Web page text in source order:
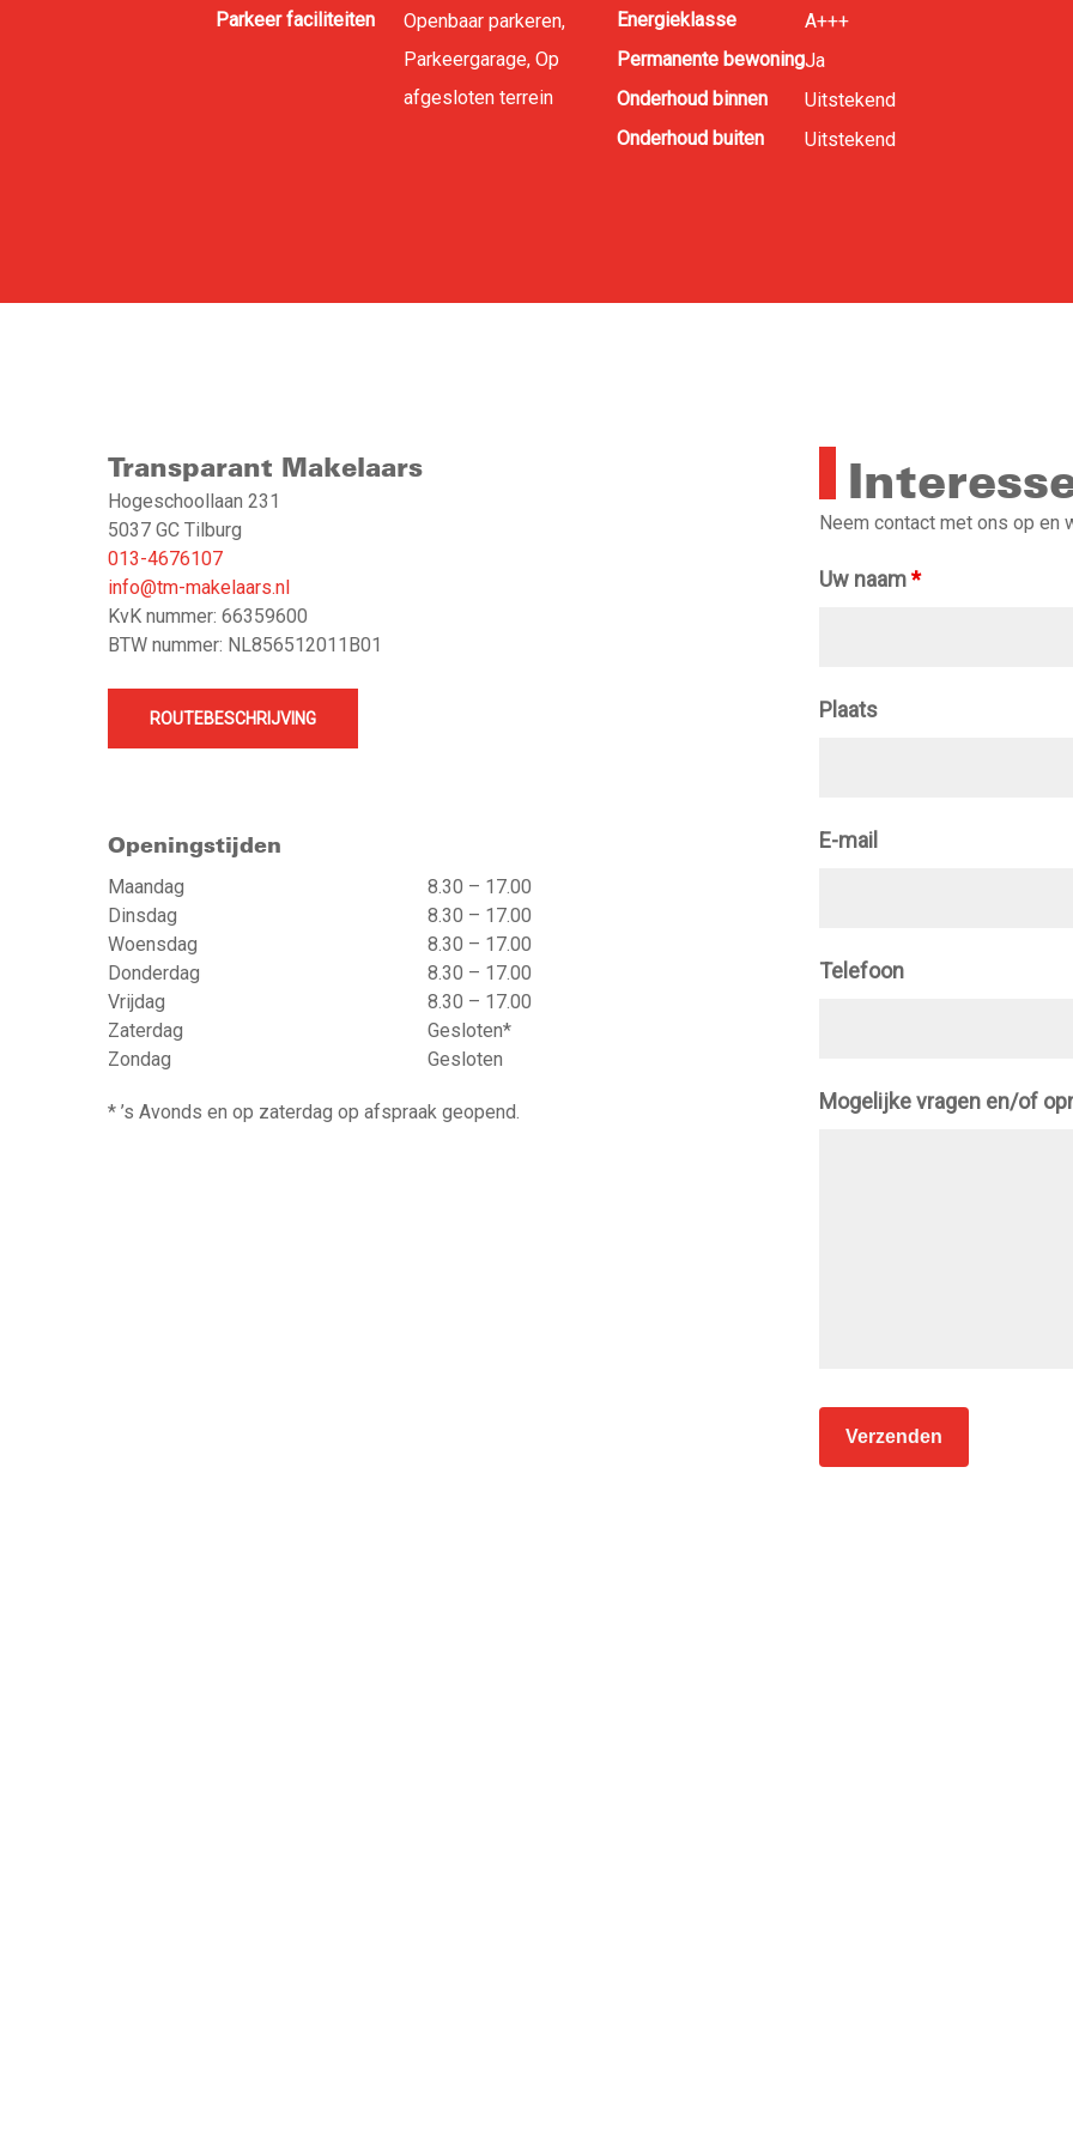
Parkeer faciliteiten
Openbaar parkeren,
Parkeergarage, Op
afgesloten terrein
Energieklasse
A+++
Permanente bewoningJa
Onderhoud binnen
Uitstekend
Onderhoud buiten
Uitstekend
Transparant Makelaars
Hogeschoollaan 231
5037 GC Tilburg
013-4676107
info@tm-makelaars.nl
KvK nummer: 66359600
BTW nummer: NL856512011B01
ROUTEBESCHRIJVING
Openingstijden
Maandag
8.30 – 17.00
Dinsdag
8.30 – 17.00
Woensdag
8.30 – 17.00
Donderdag
8.30 – 17.00
Vrijdag
8.30 – 17.00
Zaterdag
Gesloten*
Zondag
Gesloten
* ’s Avonds en op zaterdag op afspraak geopend.
Neem contact met ons op en
Uw naam*
Plaats
E-mail
Telefoon
Mogelijke vragen en/of